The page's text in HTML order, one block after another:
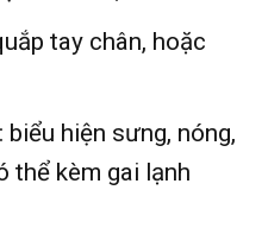
tay chân, hoặc
hiện sưng, nóng,
thể kèm gai lạnh